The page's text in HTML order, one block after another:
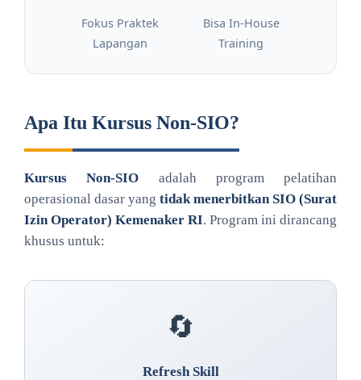
Fokus Praktek
Lapangan
Bisa In-House
Training
Apa Itu Kursus Non-SIO?
Kursus Non-SIO adalah program pelatihan
operasional dasar yang tidak menerbitkan SIO (Surat
Izin Operator) Kemenaker RI. Program ini dirancang
khusus untuk:
🔄
Refresh Skill